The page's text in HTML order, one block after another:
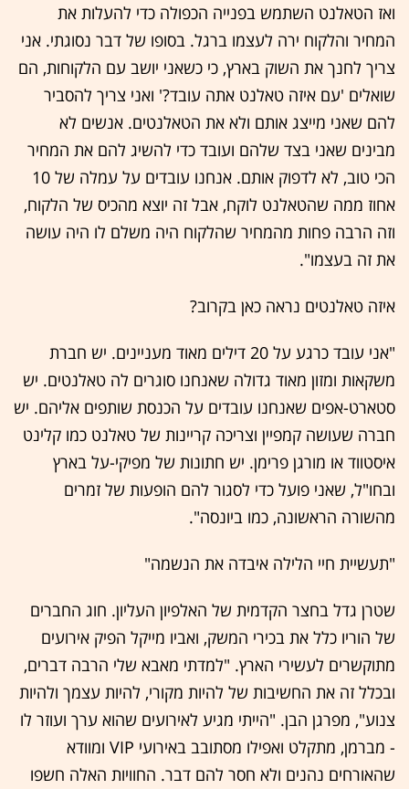
ואז הטאלנט השתמש בפנייה הכפולה כדי להעלות את
המחיר והלקוח ירה לעצמו ברגל. בסופו של דבר נסוגתי. אני
צריך לחנך את השוק בארץ, כי כשאני יושב עם הלקוחות, הם
שואלים 'עם איזה טאלנט אתה עובד?' ואני צריך להסביר
להם שאני מייצג אותם ולא את הטאלנטים. אנשים לא
מבינים שאני בצד שלהם ועובד כדי להשיג להם את המחיר
הכי טוב, לא לדפוק אותם. אנחנו עובדים על עמלה של 10
אחוז ממה שהטאלנט לוקח, אבל זה יוצא מהכיס של הלקוח,
וזה הרבה פחות מהמחיר שהלקוח היה משלם לו היה עושה
את זה בעצמו".
איזה טאלנטים נראה כאן בקרוב?
"אני עובד כרגע על 20 דילים מאוד מעניינים. יש חברת
משקאות ומזון מאוד גדולה שאנחנו סוגרים לה טאלנטים. יש
סטארט-אפים שאנחנו עובדים על הכנסת שותפים אליהם. יש
חברה שעושה קמפיין וצריכה קריינות של טאלנט כמו קלינט
איסטווד או מורגן פרימן. יש חתונות של מפיקי-על בארץ
ובחו"ל, שאני פועל כדי לסגור להם הופעות של זמרים
מהשורה הראשונה, כמו ביונסה".
"תעשיית חיי הלילה איבדה את הנשמה"
שטרן גדל בחצר הקדמית של האלפיון העליון. חוג החברים
של הוריו כלל את בכירי המשק, ואביו מייקל הפיק אירועים
מתוקשרים לעשירי הארץ. "למדתי מאבא שלי הרבה דברים,
ובכלל זה את החשיבות של להיות מקורי, להיות עצמך ולהיות
צנוע", מפרגן הבן. "הייתי מגיע לאירועים שהוא ערך ועוזר לו
- מברמן, מתקלט ואפילו מסתובב באירועי VIP ומוודא
שהאורחים נהנים ולא חסר להם דבר. החוויות האלה חשפו